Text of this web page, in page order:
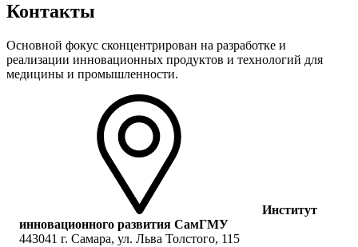
Контакты
Основной фокус сконцентрирован на разработке и
реализации инновационных продуктов и технологий для
медицины и промышленности.
Институт
инновационного развития СамГМУ
443041 г. Самара, ул. Льва Толстого, 115